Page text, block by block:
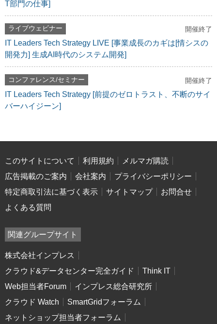
T部門の仕事]
ライブウェビナー 開催終了
IT Leaders Tech Strategy LIVE [事業成長のカギは[情シスの
開発力] 生成AI時代のシステム開発]
コンファレンス/セミナー 開催終了
IT Leaders Tech Strategy [前提のゼロトラスト、不断のサイ
バーハイジーン]
このサイトについて 利用規約
メルマガ購読
広告掲載のご案内
会社案内
プライバシーポリシー
特定商取引法に基づく表示
サイトマップ
お問合せ
よくある質問
関連グループサイト
株式会社インプレス
クラウド&データセンター完全ガイド
Think IT
Web担当者Forum
インプレス総合研究所
クラウド Watch
SmartGridフォーラム
ネットショップ担当者フォーラム